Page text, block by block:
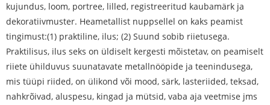
kujundus, loom, portree, lilled, registreeritud kaubamärk ja
dekoratiivmuster. Heametallist nuppsellel on kaks peamist
tingimust:(1) praktiline, ilus; (2) Suund sobib riietusega.
Praktilisus, ilus seks on üldiselt kergesti mõistetav, on peamiselt
riiete ühilduvus suunatavate metallnööpide ja teenindusega,
mis tüüpi riided, on ülikond või mood, särk, lasteriided, teksad,
nahkrõivad, aluspesu, kingad ja mütsid, vaba aja veetmise jms